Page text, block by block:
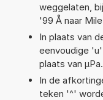
weggelaten,
'99 Å naar
In plaats van
eenvoudige
plaats van µPa.
In de
teken '^'